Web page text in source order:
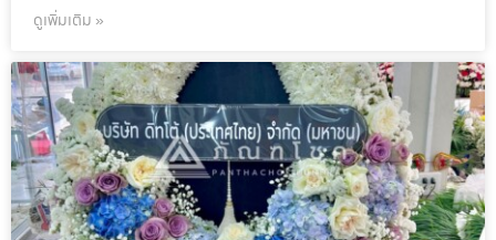
ดูเพิ่มเติม »